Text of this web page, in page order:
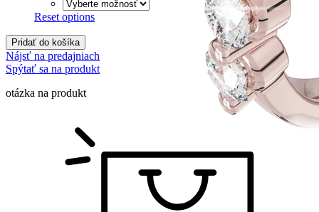
Reset options
Pridať do košíka
Nájsť na predajniach
Spýtať sa na produkt
otázka na produkt